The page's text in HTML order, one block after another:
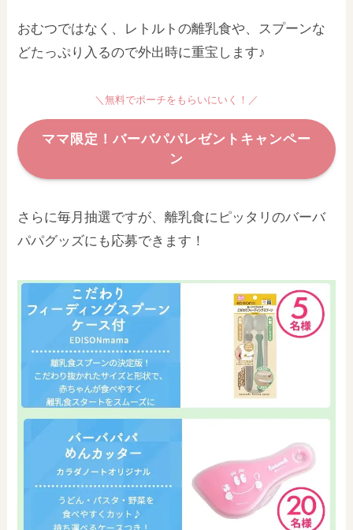
おむつではなく、レトルトの離乳食や、スプーンな
どたっぷり入るので外出時に重宝します♪
＼無料でポーチをもらいにいく！／
ママ限定！バーバパパレゼントキャンペー
ン
さらに毎月抽選ですが、離乳食にピッタリのバーバ
パパグッズにも応募できます！